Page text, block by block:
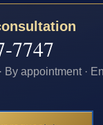
7747
By appointment ·